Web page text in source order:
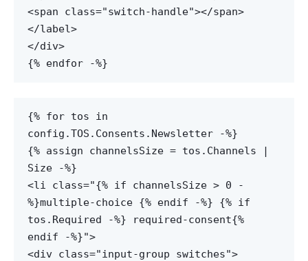
<span class="switch-handle"></span>
</label>
</div>
{% endfor -%}
{% for tos in
config.TOS.Consents.Newsletter -%}
{% assign channelsSize = tos.Channels |
Size -%}
<li class="{% if channelsSize > 0 -
%}multiple-choice {% endif -%} {% if
tos.Required -%} required-consent{%
endif -%}">
<div class="input-group switches">